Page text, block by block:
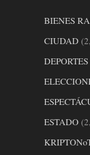
BIENES
CIUDAD
DEPORTES
ESTADO